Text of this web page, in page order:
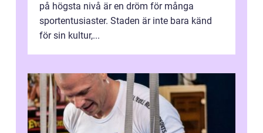
på högsta nivå är en dröm för många
sportentusiaster. Staden är inte bara känd
för sin kultur,...